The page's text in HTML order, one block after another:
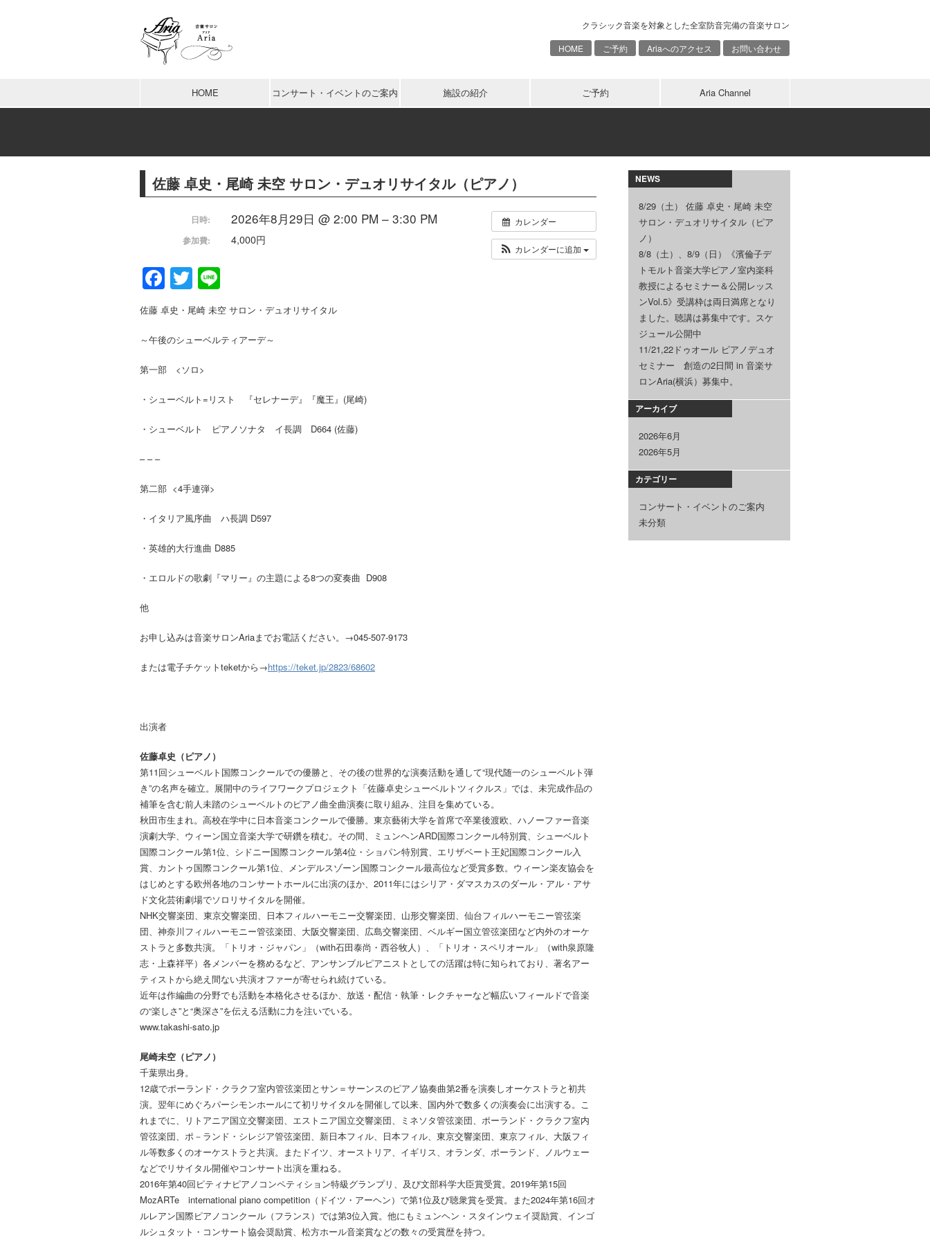
クラシック音楽を対象とした全室防音完備の音楽サロン
HOME
ご予約 Ariaへのアクセス お問い合わせ
HOME コンサート・イベントのご案内 施設の紹介 ご予約 Aria Channel
佐藤 卓史・尾崎 未空 サロン・デュオリサイタル（ピアノ）
カレンダー
カレンダーに追加
日時: 2026年8月29日 @ 2:00 PM – 3:30 PM
参加費: 4,000円
Facebook
Twitter
佐藤 卓史・尾崎 未空 サロン・デュオリサイタル
～午後のシューベルティアーデ～
第一部 <ソロ>
・シューベルト=リスト 『セレナーデ』『魔王』(尾崎)
・シューベルト ピアノソナタ イ長調 D664 (佐藤)
– – –
第二部 <4手連弾>
・イタリア風序曲 ハ長調 D597
・英雄的大行進曲 D885
・エロルドの歌劇『マリー』の主題による8つの変奏曲 D908
他
お申し込みは音楽サロンAriaまでお電話ください。→045-507-9173
または電子チケットteketから→https://teket.jp/2823/68602
出演者
佐藤卓史（ピアノ）
第11回シューベルト国際コンクールでの優勝と、その後の世界的な演奏活動を通して“現代随一のシューベルト弾
き”の名声を確立。展開中のライフワークプロジェクト「佐藤卓史シューベルトツィクルス」では、未完成作品の
補筆を含む前人未踏のシューベルトのピアノ曲全曲演奏に取り組み、注目を集めている。
秋田市生まれ。高校在学中に日本音楽コンクールで優勝。東京藝術大学を首席で卒業後渡欧、ハノーファー音楽
演劇大学、ウィーン国立音楽大学で研鑽を積む。その間、ミュンヘンARD国際コンクール特別賞、シューベルト
国際コンクール第1位、シドニー国際コンクール第4位・ショパン特別賞、エリザベート王妃国際コンクール入
賞、カントゥ国際コンクール第1位、メンデルスゾーン国際コンクール最高位など受賞多数。ウィーン楽友協会を
はじめとする欧州各地のコンサートホールに出演のほか、2011年にはシリア・ダマスカスのダール・アル・アサ
ド文化芸術劇場でソロリサイタルを開催。
NHK交響楽団、東京交響楽団、日本フィルハーモニー交響楽団、山形交響楽団、仙台フィルハーモニー管弦楽
団、神奈川フィルハーモニー管弦楽団、大阪交響楽団、広島交響楽団、ベルギー国立管弦楽団など内外のオーケ
ストラと多数共演。「トリオ・ジャパン」（with石田泰尚・西谷牧人）、「トリオ・スペリオール」（with泉原隆
志・上森祥平）各メンバーを務めるなど、アンサンブルピアニストとしての活躍は特に知られており、著名アー
ティストから絶え間ない共演オファーが寄せられ続けている。
近年は作編曲の分野でも活動を本格化させるほか、放送・配信・執筆・レクチャーなど幅広いフィールドで音楽
の“楽しさ”と“奥深さ”を伝える活動に力を注いでいる。
www.takashi-sato.jp
尾崎未空（ピアノ）
千葉県出身。
12歳でポーランド・クラクフ室内管弦楽団とサン＝サーンスのピアノ協奏曲第2番を演奏しオーケストラと初共
演。翌年にめぐろパーシモンホールにて初リサイタルを開催して以来、国内外で数多くの演奏会に出演する。こ
れまでに、リトアニア国立交響楽団、エストニア国立交響楽団、ミネソタ管弦楽団、ポーランド・クラクフ室内
管弦楽団、ポ－ランド・シレジア管弦楽団、新日本フィル、日本フィル、東京交響楽団、東京フィル、大阪フィ
ル等数多くのオーケストラと共演。またドイツ、オーストリア、イギリス、オランダ、ポーランド、ノルウェー
などでリサイタル開催やコンサート出演を重ねる。
2016年第40回ピティナピアノコンペティション特級グランプリ、及び文部科学大臣賞受賞。2019年第15回
MozARTe international piano competition（ドイツ・アーヘン）で第1位及び聴衆賞を受賞。また2024年第16回オ
ルレアン国際ピアノコンクール（フランス）では第3位入賞。他にもミュンヘン・スタインウェイ奨励賞、インゴ
ルシュタット・コンサート協会奨励賞、松方ホール音楽賞などの数々の受賞歴を持つ。
NEWS
8/29（土） 佐藤 卓史・尾崎 未空
サロン・デュオリサイタル（ピア
ノ）
8/8（土）、8/9（日）《濱倫子デ
トモルト音楽大学ピアノ室内楽科
教授によるセミナー＆公開レッス
ンVol.5》受講枠は両日満席となり
ました。聴講は募集中です。スケ
ジュール公開中
11/21,22ドゥオール ピアノデュオ
セミナー 創造の2日間 in 音楽サ
ロンAria(横浜）募集中。
アーカイブ
2026年6月
2026年5月
カテゴリー
コンサート・イベントのご案内
未分類